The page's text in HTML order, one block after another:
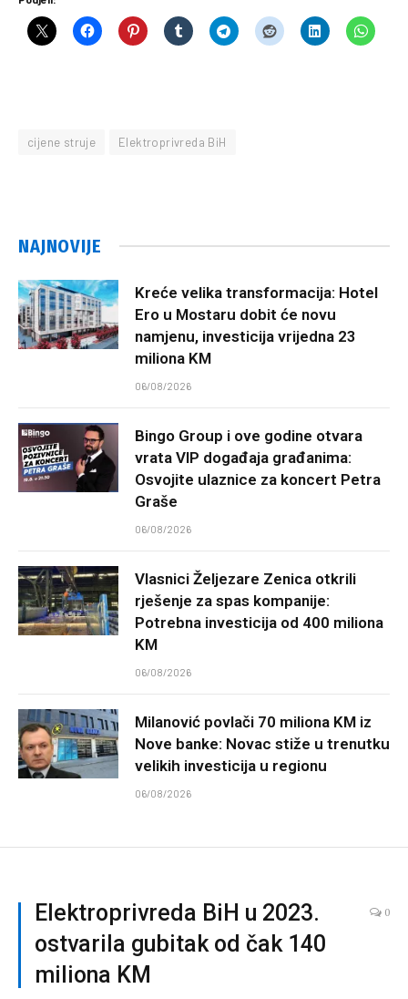
cijene struje Elektroprivreda BiH
NAJNOVIJE
Kreće velika transformacija: Hotel
Ero u Mostaru dobit će novu
namjenu, investicija vrijedna 23
miliona KM
06/08/2026
Bingo Group i ove godine otvara
vrata VIP događaja građanima:
Osvojite ulaznice za koncert Petra
Graše
06/08/2026
Vlasnici Željezare Zenica otkrili
rješenje za spas kompanije:
Potrebna investicija od 400 miliona
KM
06/08/2026
Milanović povlači 70 miliona KM iz
Nove banke: Novac stiže u trenutku
velikih investicija u regionu
06/08/2026
Elektroprivreda BiH u 2023.
ostvarila gubitak od čak 140
miliona KM
0